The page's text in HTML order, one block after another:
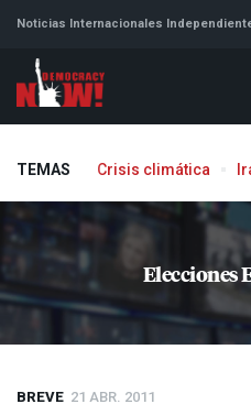
Noticias Internacionales
TEMAS Crisis climática
Elecciones
BREVE 21 ABR. 2011